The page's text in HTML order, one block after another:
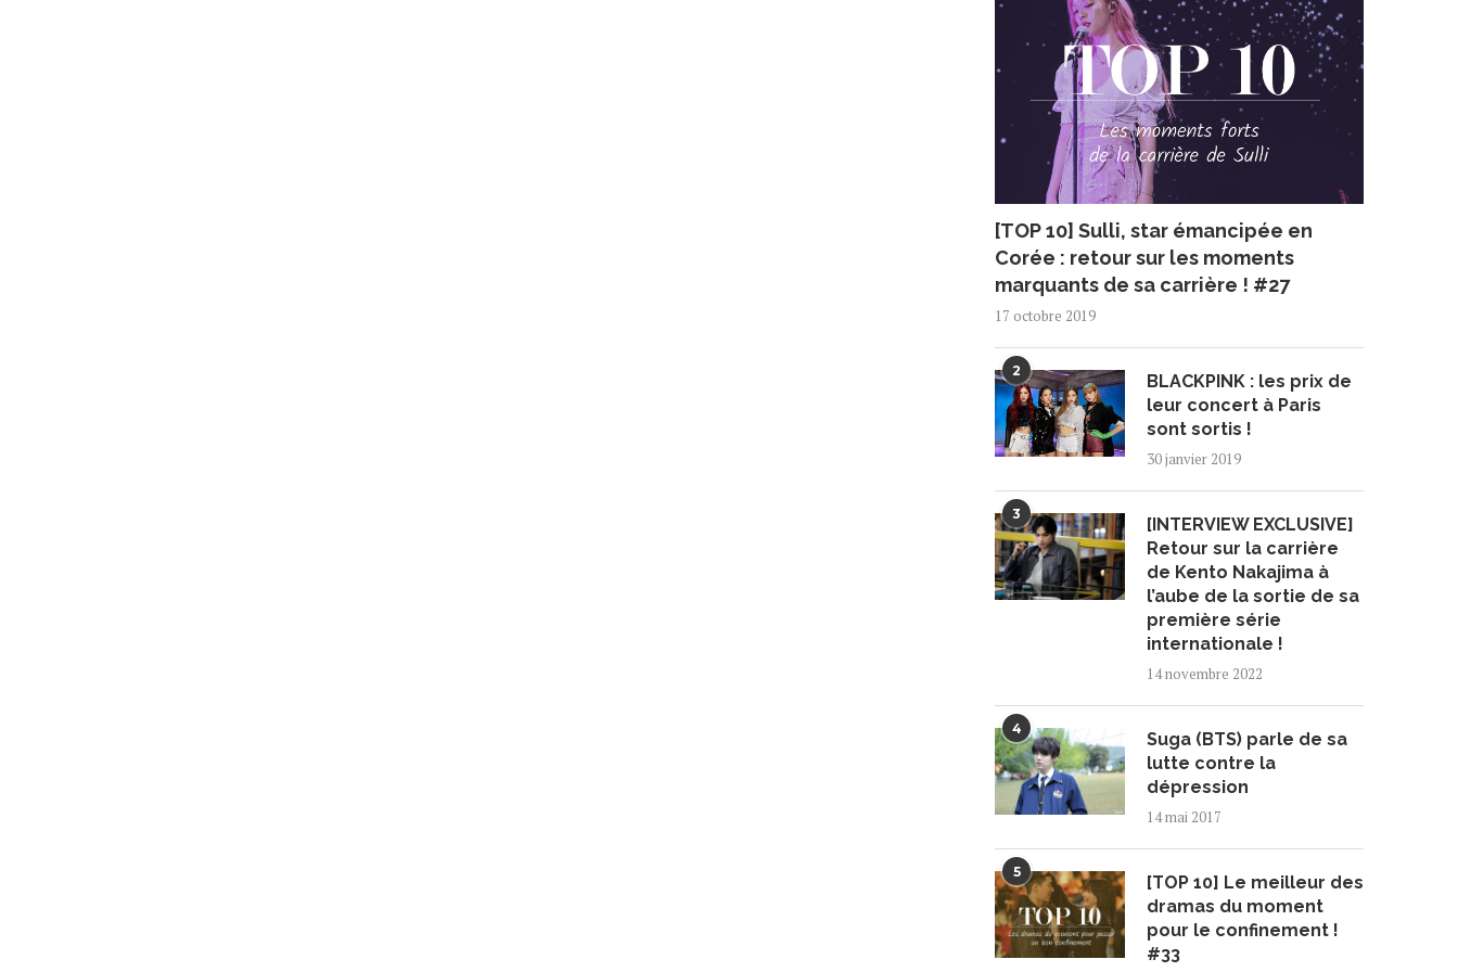
[TOP 10] Sulli, star émancipée en
Corée : retour sur les moments
marquants de sa carrière ! #27
17 octobre 2019
2
BLACKPINK : les prix de
leur concert à Paris
sont sortis !
30 janvier 2019
3
[INTERVIEW EXCLUSIVE]
Retour sur la carrière
de Kento Nakajima à
l’aube de la sortie de sa
première série
internationale !
14 novembre 2022
4
Suga (BTS) parle de sa
lutte contre la
dépression
14 mai 2017
5
[TOP 10] Le meilleur des
dramas du moment
pour le confinement !
#33